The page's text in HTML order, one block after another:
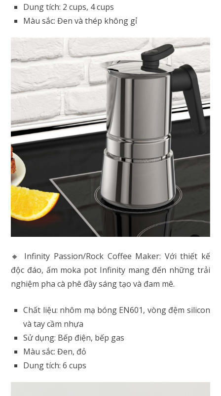
Dung tích: 2 cups, 4 cups
Màu sắc: Đen và thép không gỉ
🔸 Infinity Passion/Rock Coffee Maker: Với thiết kế
độc đáo, ấm moka pot Infinity mang đến những trải
nghiệm pha cà phê đầy sáng tạo và đam mê.
Chất liệu: nhôm mạ bóng EN601, vòng đệm silicon
và tay cầm nhựa
Sử dụng: Bếp điện, bếp gas
Màu sắc: Đen, đỏ
Dung tích: 6 cups